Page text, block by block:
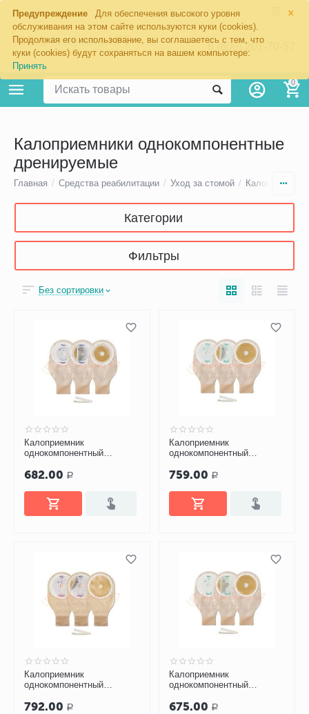
×
Предупреждение
Для обеспечения высокого уровня
обслуживания на этом сайте используются куки (cookies).
Продолжая его использование, вы соглашаетесь с тем, что
куки (cookies) будут сохраняться на вашем компьютере:
Принять
8 (800) 201-70-57
0
Калоприемники однокомпонентные
дренируемые
Главная / Средства реабилитации / Уход за стомой /
Категории
Фильтры
Без сортировки
Калоприемник
однокомпонентный
682.00 Р
Калоприемник
однокомпонентный
759.00 Р
Калоприемник
однокомпонентный
792.00 Р
Калоприемник
однокомпонентный
675.00 Р